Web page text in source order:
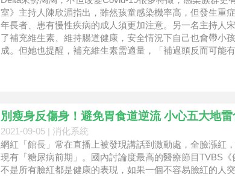
室》主持人陳欣湄指出，雖然孩童感染機率高，但發生重
年長者、患有慢性疾病的成人須更加注意。另一名主持人
了補充維生素、維持腸道健康，安全情況下自己也會帶小
成。但她也提醒，補充維生素需適量，「補過頭反而可能有
別瘦身反傷身！避免胃食道逆流 小心五大地
2021-09-05 | 消化系統
網紅「館長」常在直播上被發現講話到激動處，全臉漲紅
現有「糖尿病前期」。國內討論度最高的醫療節目TVBS
不是所有臉紅都是健康的表現，如果一個不容易臉紅的人